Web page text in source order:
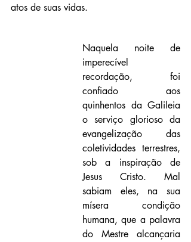
atos de suas vidas.
Naquela noite de
imperecível
recordação, foi
confiado aos
quinhentos da Galileia
o serviço glorioso da
evangelização das
coletividades terrestres,
sob a inspiração de
Jesus Cristo. Mal
sabiam eles, na sua
mísera condição
humana, que a palavra
do Mestre alcançaria